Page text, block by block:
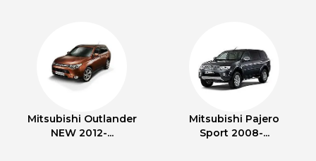
Mitsubishi Outlander
NEW 2012-...
Mitsubishi Pajero
Sport 2008-...